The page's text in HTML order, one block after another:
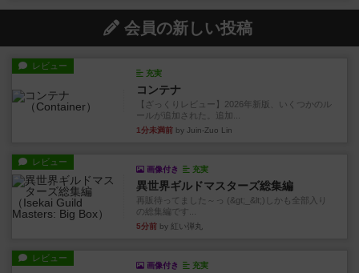
会員の新しい投稿
レビュー
充実
コンテナ
【ざっくりレビュー】2026年新版、いくつかのル
ールが追加された。追加...
1分未満前 by Juin-Zuo Lin
レビュー
画像付き 充実
異世界ギルドマスターズ総集編
再販待ってました～っ (&gt;_&lt;)しかも全部入り
の総集編です...
5分前 by 紅い弾丸
レビュー
画像付き 充実